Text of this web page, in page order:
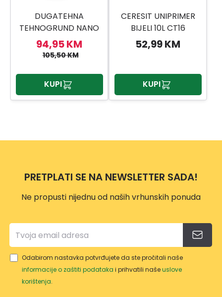
DUGATEHNA
TEHNOGRUND NANO
15L
94,95 KM
105,50 KM
KUPI
CERESIT UNIPRIMER
BIJELI 10L CT16
52,99 KM
KUPI
PRETPLATI SE NA NEWSLETTER SADA!
Ne propusti nijednu od naših vrhunskih ponuda
Odabirom nastavka potvrđujete da ste pročitali naše
informacije o zaštiti podataka i prihvatili našeuslove
korištenja.